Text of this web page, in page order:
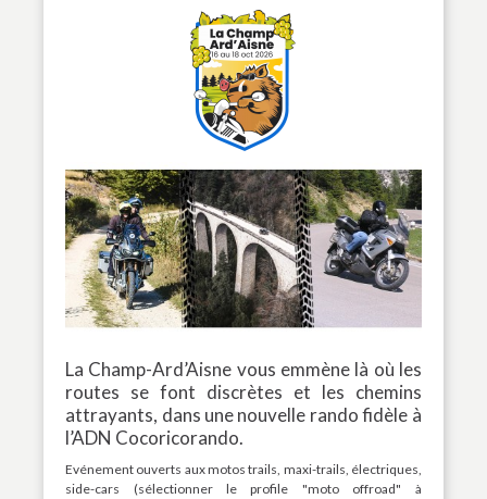
La Champ-Ard’Aisne vous emmène là où les
routes se font discrètes et les chemins
attrayants, dans une nouvelle rando fidèle à
l’ADN Cocoricorando.
Evénement ouverts aux motos trails, maxi-trails, électriques,
side-cars (sélectionner le profile "moto offroad" à